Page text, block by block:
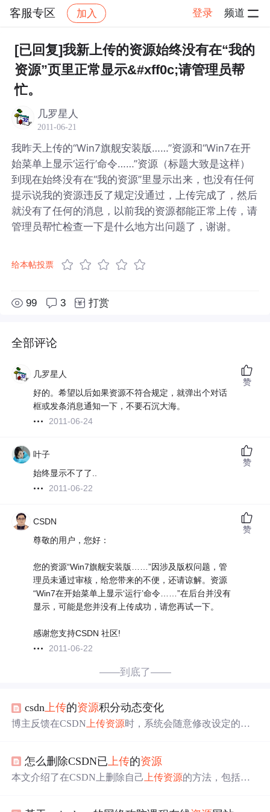
客服专区 加入 登录 频道
社区 客服专区 帖子详情
[已回复]我新上传的资源始终没有在“我的
资源”页里正常显示&#xff0c;请管理员帮
忙。
几罗星人
2011-06-21
我昨天上传的“Win7旗舰安装版……”资源和“Win7在开
始菜单上显示‘运行’命令……”资源（标题大致是这样）
到现在始终没有在“我的资源”里显示出来，也没有任何
提示说我的资源违反了规定没通过，上传完成了，然后
就没有了任何的消息，以前我的资源都能正常上传，请
管理员帮忙检查一下是什么地方出问题了，谢谢。
给本帖投票
99 3 打赏
全部评论
几罗星人
好的。希望以后如果资源不符合规定，就弹出个对话
框或发条消息通知一下，不要石沉大海。
2011-06-24
赞
叶子
始终显示不了了..
2011-06-22
赞
CSDN
尊敬的用户，您好：
您的资源“Win7旗舰安装版……”因涉及版权问题，管
理员未通过审核，给您带来的不便，还请谅解。资源
“Win7在开始菜单上显示‘运行’命令……”在后台并没有
显示，可能是您并没有上传成功，请您再试一下。
感谢您支持CSDN 社区!
2011-06-22
赞
——到底了——
csdn上传的资源积分动态变化
博主反馈在CSDN 上传资源时，系统会随意修改设定的积
获100分，质疑用户下载消费的积分去向。
怎么删除CSDN已 上传的资源
本文介绍了在CSDN上删除自己 上传资源的方法，包括直